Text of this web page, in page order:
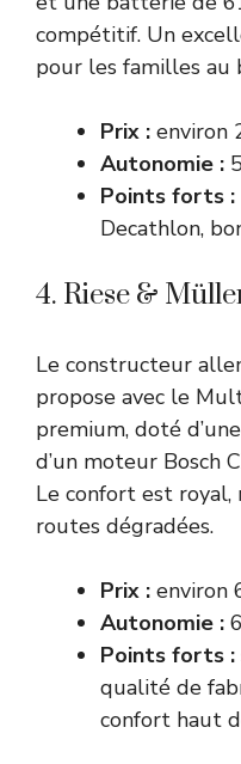
compétitif. Un
pour les familles au
Prix : environ
Autonomie :
Points forts :
Decathlon,
4. Riese &
Le constructeur
propose avec le
premium, doté
d’un moteur Bosch
Le confort est royal,
routes dégradées.
Prix : environ
Autonomie :
Points forts :
qualité de
confort haut